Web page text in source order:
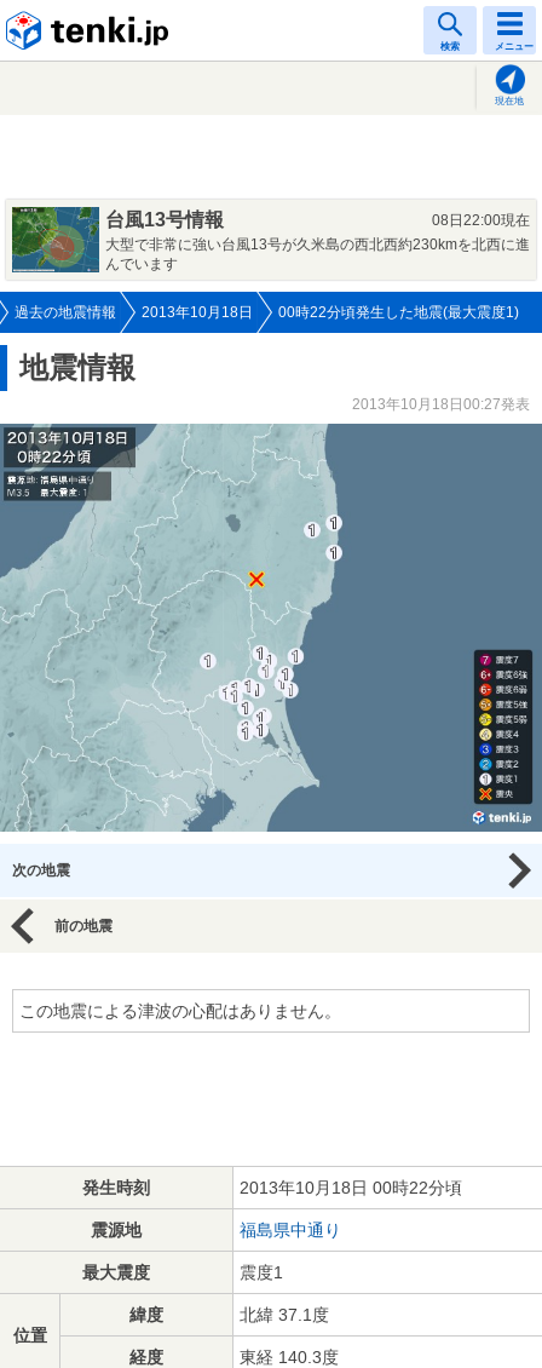
検索 メニュー
現在地
台風13号情報
08日22:00現在
大型で非常に強い台風13号が久米島の西北西約230kmを北西に進
んでいます
過去の地震情報 2013年10月18日 00時22分頃発生した地震(最大震度1)
地震情報
2013年10月18日00:27発表
次の地震
前の地震
この地震による津波の心配はありません。
発生時刻 2013年10月18日 00時22分頃
震源地 福島県中通り
最大震度 震度1
位置
緯度 北緯 37.1度
経度 東経 140.3度